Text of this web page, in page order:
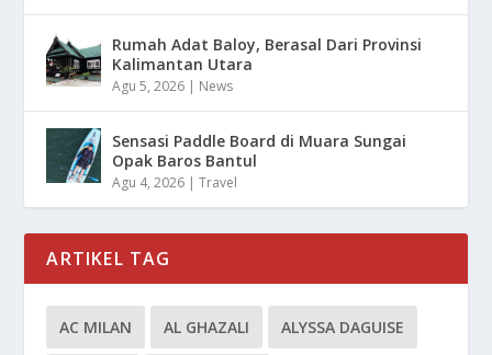
Rumah Adat Baloy, Berasal Dari Provinsi
Kalimantan Utara
Agu 5, 2026 | News
Sensasi Paddle Board di Muara Sungai
Opak Baros Bantul
Agu 4, 2026 |Travel
ARTIKEL TAG
AC MILAN AL GHAZALI ALYSSA DAGUISE